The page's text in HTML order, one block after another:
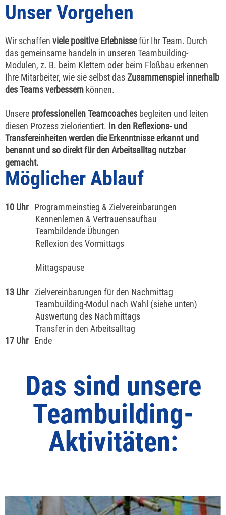
Unser Vorgehen
Wir schaffen viele positive Erlebnissefür Ihr Team. Durch
das gemeinsame handeln in unseren Teambuilding-
Modulen, z. B. beim Klettern oder beim Floßbau erkennen
Ihre Mitarbeiter, wie sie selbst dasZusammenspiel innerhalb
des Teams verbessern können.
Unsere professionellen Teamcoaches begleiten und leiten
diesen Prozess zielorientiert. In den Reflexions- und
Transfereinheiten werden die Erkenntnisse erkannt und
benannt und so direkt für den Arbeitsalltag nutzbar
gemacht.
Möglicher Ablauf
10 Uhr Programmeinstieg & Zielvereinbarungen
Kennenlernen & Vertrauensaufbau
Teambildende Übungen
Reflexion des Vormittags
Mittagspause
13 Uhr Zielvereinbarungen für den Nachmittag
Teambuilding-Modul nach Wahl (siehe unten)
Auswertung des Nachmittags
Transfer in den Arbeitsalltag
17 Uhr Ende
Das sind unsere
Teambuilding-
Aktivitäten: